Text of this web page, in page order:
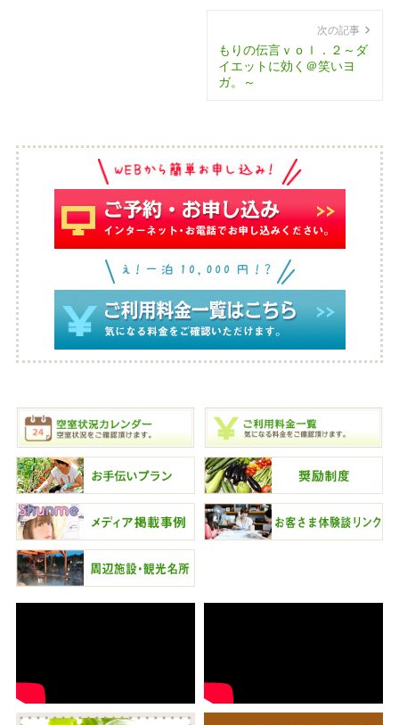
次の記事
もりの伝言ｖｏｌ．２～ダ
イエットに効く＠笑いヨ
ガ。～